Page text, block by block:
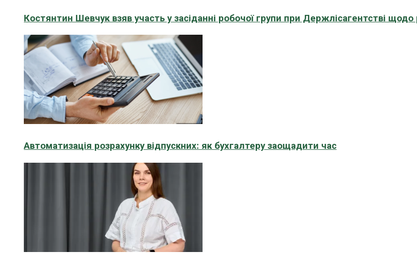
Костянтин Шевчук взяв участь у засіданні робочої групи при Держлісагентстві
Автоматизація розрахунку відпускних: як бухгалтеру заощадити час